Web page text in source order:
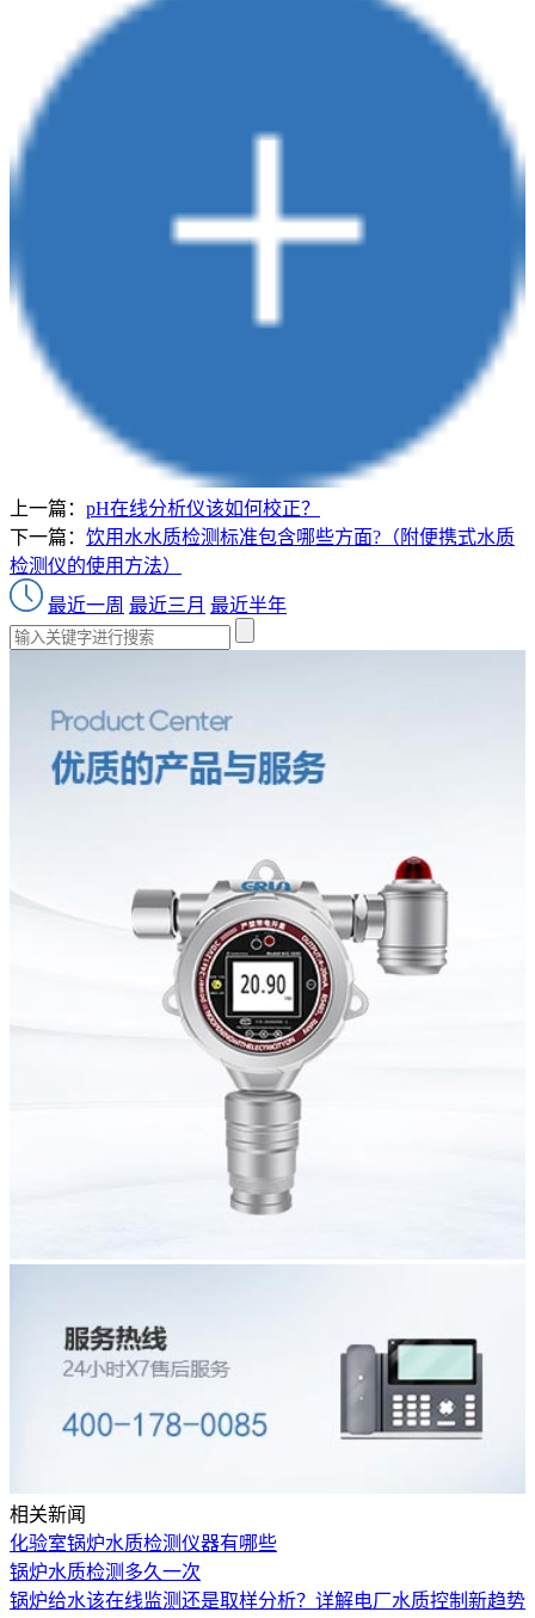
上一篇： pH在线分析仪该如何校正？
下一篇： 饮用水水质检测标准包含哪些方面?（附便携式水质
检测仪的使用方法）
最近一周 最近三月 最近半年
相关新闻
化验室锅炉水质检测仪器有哪些
锅炉水质检测多久一次
锅炉给水该在线监测还是取样分析？详解电厂水质控制新趋势